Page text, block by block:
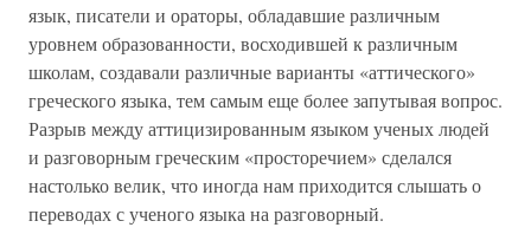
язык, писатели и ораторы, обладавшие различным
уровнем образованности, восходившей к различным
школам, создавали различные варианты «аттического»
греческого языка, тем самым еще более запутывая вопрос.
Разрыв между аттицизированным языком ученых людей
и разговорным греческим «просторечием» сделался
настолько велик, что иногда нам приходится слышать о
переводах с ученого языка на разговорный.